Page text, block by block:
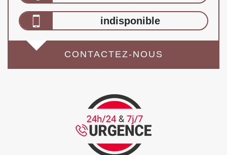
indisponible
CONTACTEZ-NOUS